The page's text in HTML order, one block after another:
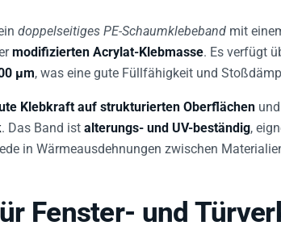
doppelseitiges PE-Schaumklebeband mit
modifizierten Acrylat-Klebmasse . Es verfügt
µm , was eine gute Füllfähigkeit und
Klebkraft auf strukturierten Oberflächen
. Das Band ist alterungs- und UV-beständig ,
in Wärmeausdehnungen zwischen
Fenster- und